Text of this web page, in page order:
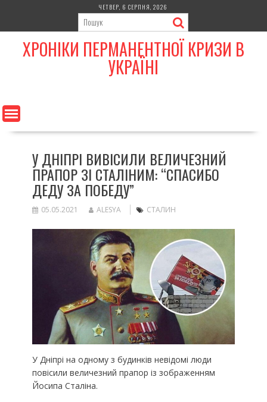
content
ЧЕТВЕР, 6 СЕРПНЯ, 2026
ХРОНІКИ ПЕРМАНЕНТНОЇ КРИЗИ В
УКРАЇНІ
У ДНІПРІ ВИВІСИЛИ ВЕЛИЧЕЗНИЙ
ПРАПОР ЗІ СТАЛІНИМ: “СПАСИБО
ДЕДУ ЗА ПОБЕДУ”
05.05.2021 ALESYA СТАЛИН
У Дніпрі на одному з будинків невідомі люди
повісили величезний прапор із зображенням
Йосипа Сталіна.